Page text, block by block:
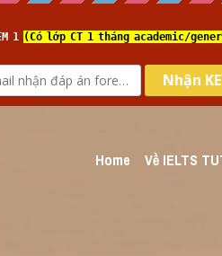
Home Về IELTS